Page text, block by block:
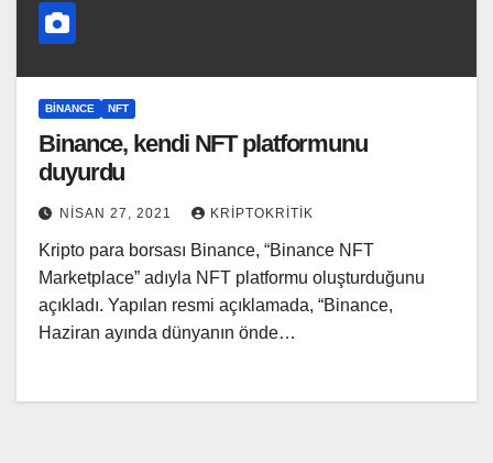
BINANCE NFT
Binance, kendi NFT platformunu
duyurdu
NISAN 27, 2021 KRIPTOKRITIK
Kripto para borsası Binance, “Binance NFT
Marketplace” adıyla NFT platformu oluşturduğunu
açıkladı. Yapılan resmi açıklamada, “Binance,
Haziran ayında dünyanın önde…